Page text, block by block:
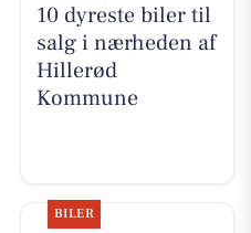
10 dyreste biler til
salg i nærheden af
Hillerød
Kommune
BILER